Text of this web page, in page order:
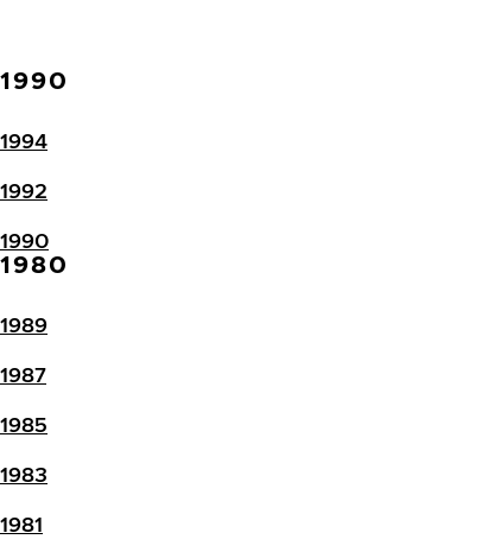
1990
1994
1992
1990
1980
1989
1987
1985
1983
1981